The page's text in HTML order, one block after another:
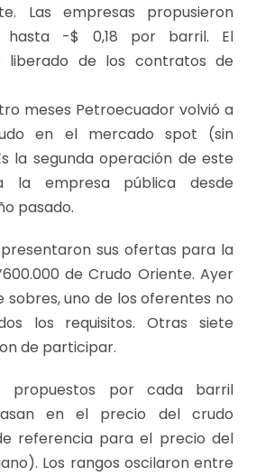
Las empresas propusieron
hasta -$ 0,18 por barril. El
liberado de los contratos de
meses Petroecuador volvió a
en el mercado spot (sin
la segunda operación de este
la empresa pública desde
pasado.
sus ofertas para la
de Crudo Oriente. Ayer
sobres, uno de los oferentes no
los requisitos. Otras siete
de participar.
propuestos por cada barril
en el precio del crudo
referencia para el precio del
Los rangos oscilaron entre